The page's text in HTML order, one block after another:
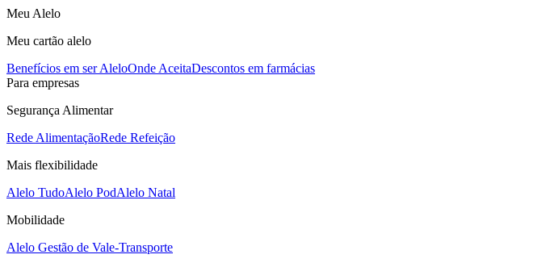
Meu Alelo
Meu cartão alelo
Benefícios em ser AleloOnde AceitaDescontos em farmácias
Para empresas
Segurança Alimentar
Rede AlimentaçãoRede Refeição
Mais flexibilidade
Alelo TudoAlelo PodAlelo Natal
Mobilidade
Alelo Gestão de Vale-Transporte